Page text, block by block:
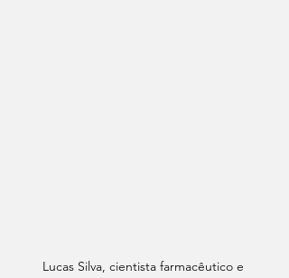
Lucas Silva, cientista farmacêutico e